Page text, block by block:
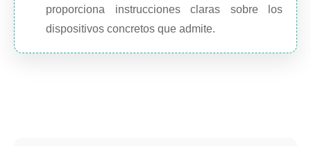
proporciona instrucciones claras sobre los
dispositivos concretos que admite.